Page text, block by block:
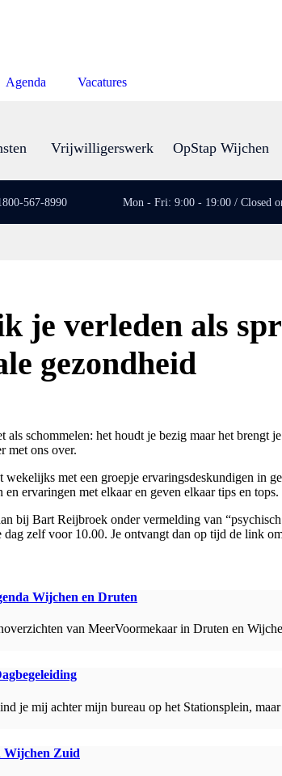
Agenda
Vacatures
Vrijwilligerswerk OpStap Wijchen
567-8990 Mon - Fri: 9:00 - 19:00 / Closed
je verleden als
gezondheid
als schommelen: het houdt je bezig maar het
met ons over.
wekelijks met een groepje ervaringsdeskundigen in
ervaringen met elkaar en geven elkaar tips en tops.
bij Bart Reijbroek onder vermelding van
zelf voor 10.00. Je ontvangt dan op tijd de link
Wijchen en Druten
van MeerVoormekaar in Druten en
je mij achter mijn bureau op het Stationsplein,
Wijchen Zuid